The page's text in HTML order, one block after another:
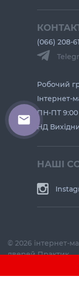
(066) 208-
Робочий
Інтернет-
ПН-ПТ 9:00
НД
НАШІ
© 2026 інтернет-
дверей Практик